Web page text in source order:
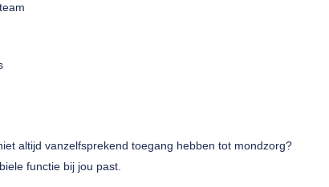
altijd vanzelfsprekend toegang hebben tot mondzorg?
functie bij jou past.